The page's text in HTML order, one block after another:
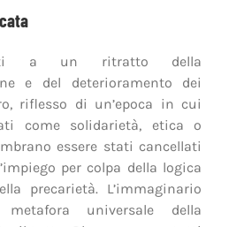
a un ritratto della
e del deterioramento dei
riflesso di un’epoca in cui
come solidarietà, etica o
essere stati cancellati
per colpa della logica
precarietà. L’immaginario
universale della